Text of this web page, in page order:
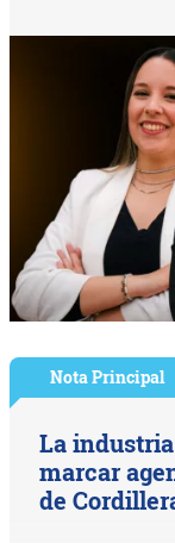
Nota Principal
La
marcar
de